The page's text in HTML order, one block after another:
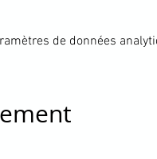
de données